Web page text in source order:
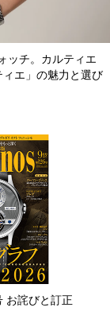
ッチ。カルティエ
ィエ」の魅力と選び
お詫びと訂正